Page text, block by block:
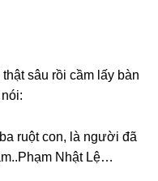
ѕâu rồi cầm lấy bàn
ruột con, là người đã
Nhật Lệ…